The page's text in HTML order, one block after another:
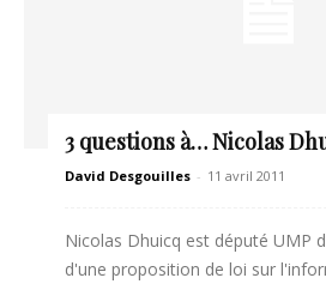
3 questions à… Nicolas
David Desgouilles - 11 avril 2011
Nicolas Dhuicq est député UMP
d'une proposition de loi sur